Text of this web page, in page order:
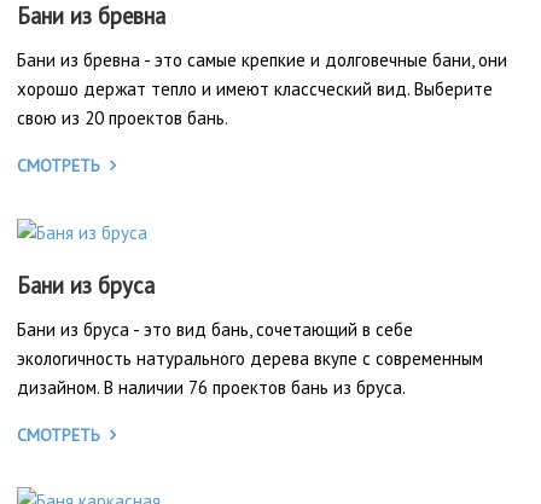
Бани из бревна
Бани из бревна - это самые крепкие и долговечные бани, они
хорошо держат тепло и имеют классческий вид. Выберите
свою из 20 проектов бань.
СМОТРЕТЬ
Бани из бруса
Бани из бруса - это вид бань, сочетающий в себе
экологичность натурального дерева вкупе с современным
дизайном. В наличии 76 проектов бань из бруса.
СМОТРЕТЬ